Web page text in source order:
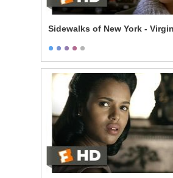
Sidewalks of New York -